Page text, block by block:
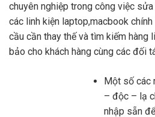
chuyên nghiệp trong công việc
các linh kiện laptop,macbook
cầu cần thay thế và tìm kiếm hàng
bảo cho khách hàng cùng các đối
Một số các
– độc – lạ
nhập sẵn